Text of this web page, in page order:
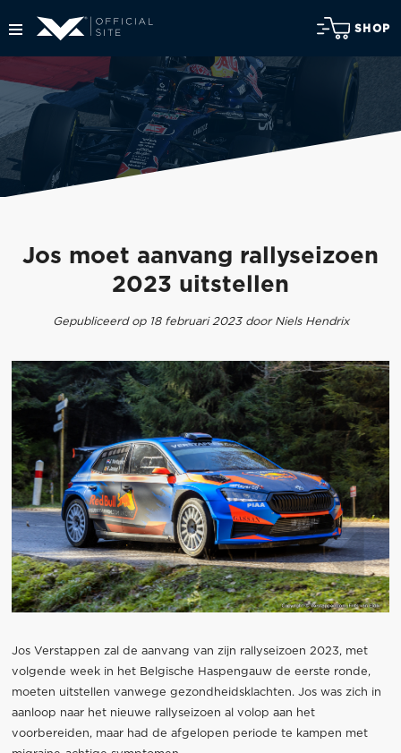
SHOP
Jos moet aanvang rallyseizoen
2023 uitstellen
Gepubliceerd op 18 februari 2023 door Niels Hendrix
Jos Verstappen zal de aanvang van zijn rallyseizoen 2023, met
volgende week in het Belgische Haspengauw de eerste ronde,
moeten uitstellen vanwege gezondheidsklachten. Jos was zich in
aanloop naar het nieuwe rallyseizoen al volop aan het
voorbereiden, maar had de afgelopen periode te kampen met